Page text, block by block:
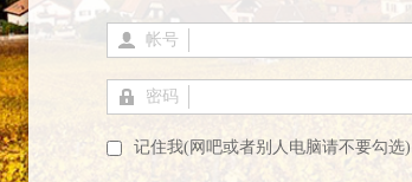
帐号
密码
记住我(网吧或者别人电脑请不要勾选)